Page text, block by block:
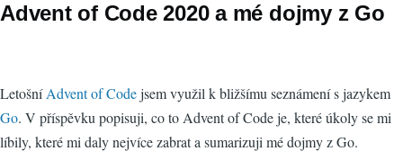
Advent of Code 2020 a mé dojmy z Go
LetošníAdvent of Codejsem využil k bližšímu seznámení s jazykem
Go. V příspěvku popisuji, co to Advent of Code je, které úkoly se mi
líbily, které mi daly nejvíce zabrat a sumarizuji mé dojmy z Go.